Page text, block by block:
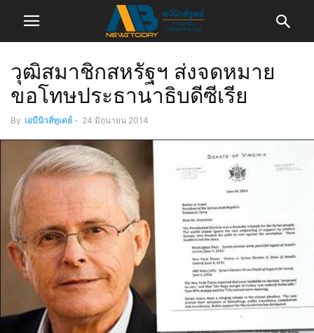
วุฒิสมาชิกสหรัฐฯ ส่งจดหมาย
ขอโทษประธานาธิบดีซีเรีย
By เอบีนิวส์ทูเดย์ - 24 มิถุนายน 2014